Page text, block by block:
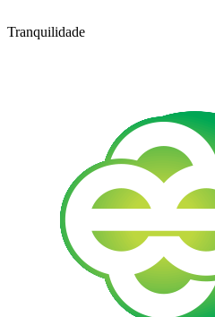
Tranquilidade